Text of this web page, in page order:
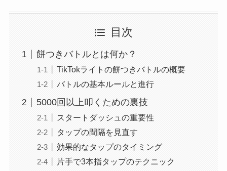
目次
餅つきバトルとは何か？
TikTokライトの餅つきバトルの概要
バトルの基本ルールと進行
5000回以上叩くための裏技
スタートダッシュの重要性
タップの間隔を見直す
効果的なタップのタイミング
片手で3本指タップのテクニック